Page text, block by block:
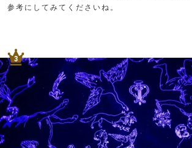
参考にしてみてくださいね。
3